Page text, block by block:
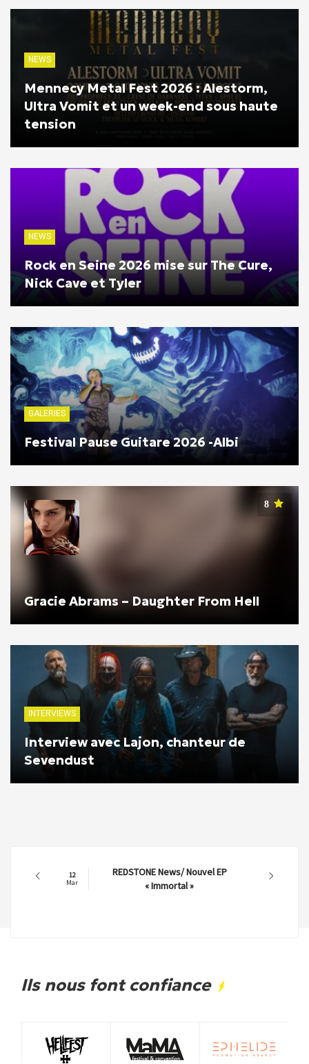
NEWS
Mennecy Metal Fest 2026 : Alestorm,
Ultra Vomit et un week-end sous haute
tension
NEWS
Rock en Seine 2026 mise sur The Cure,
Nick Cave et Tyler
GALERIES
Festival Pause Guitare 2026 -Albi
8
Gracie Abrams – Daughter From Hell
INTERVIEWS
Interview avec Lajon, chanteur de
Sevendust
12
Mar
REDSTONE News/ Nouvel EP
« Immortal »
Ils nous font confiance